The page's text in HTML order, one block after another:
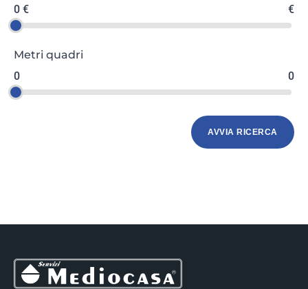
0 €
€
Metri quadri
0
0